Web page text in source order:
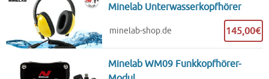
Minelab Unterwasserkopfhörer
minelab-shop.de 145,00€
Minelab WM09 Funkkopfhörer-